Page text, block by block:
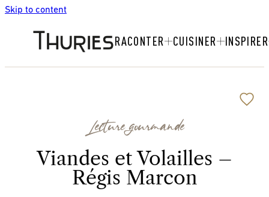
Skip to content
RACONTER CUISINER INSPIRER
Lecture gourmande
Viandes et Volailles –
Régis Marcon